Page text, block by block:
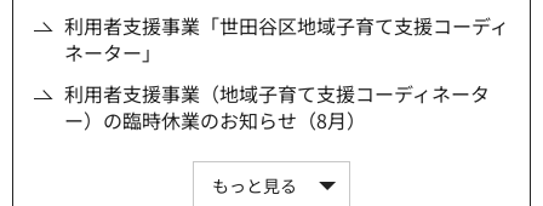
利用者支援事業「世田谷区地域子育て支援コーディ
ネーター」
利用者支援事業（地域子育て支援コーディネータ
ー）の臨時休業のお知らせ（8月）
もっと見る